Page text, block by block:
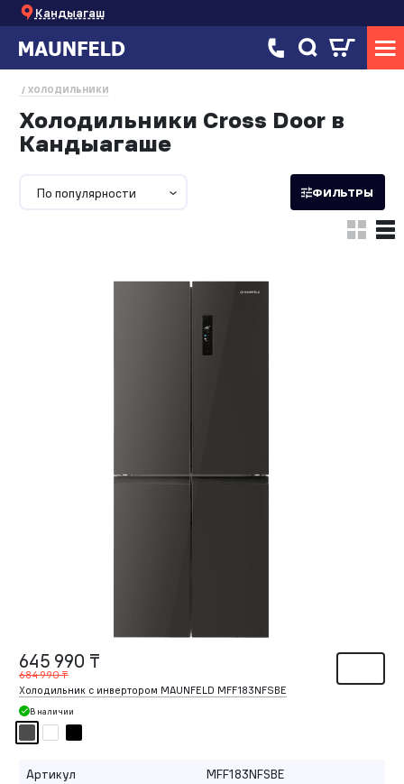
Кандыагаш
ХОЛОДИЛЬНИКИ
Холодильники Cross Door в
Кандыагаше
По популярности ФИЛЬТРЫ
645 990 ₸
684 990 ₸
Холодильник с инвертором MAUNFELD MFF183NFSBE
В наличии
Артикул
MFF183NFSBE